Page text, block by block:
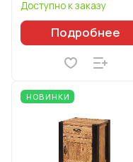
Доступно к заказу
Подробнее
НОВИНКИ